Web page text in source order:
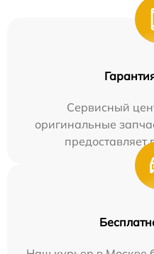
Сервисный
оригинальные
предоставляет